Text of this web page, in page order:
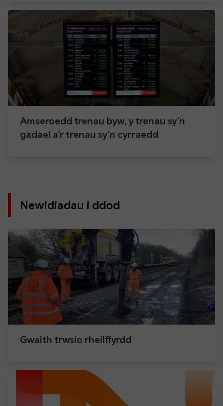
Amseroedd trenau byw, y trenau sy’n
gadael a’r trenau sy’n cyrraedd
Newidiadau i ddod
Gwaith trwsio rheilffyrdd